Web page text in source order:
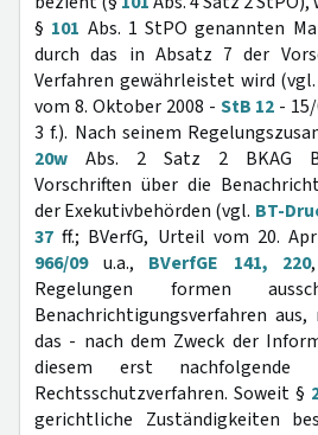
§ 101 Abs. 1 StPO genannten
durch das in Absatz 7 der
Verfahren gewährleistet wird (vgl.
vom 8. Oktober 2008 - StB 12 -
3 f.). Nach seinem
20w Abs. 2 Satz 2 BKAG
Vorschriften über die
der Exekutivbehörden (vgl. BT-
37 ff.; BVerfG, Urteil vom 20.
966/09u.a., BVerfGE 141, 220
Regelungen formen
Benachrichtigungsverfahren
das - nach dem Zweck der
diesem erst nachfolgende
Rechtsschutzverfahren. Soweit §
gerichtliche Zuständigkeiten